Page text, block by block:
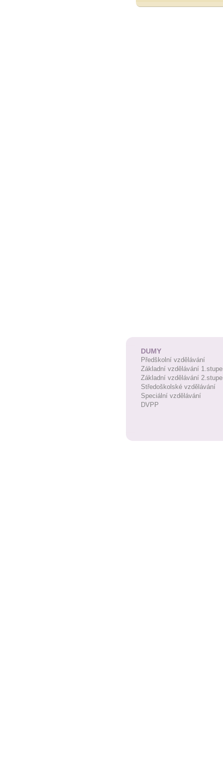
DUMY
Předškolní vzdělávání
Základní vzdělávání
Základní vzdělávání
Středoškolské vzdělávání
Speciální vzdělávání
DVPP